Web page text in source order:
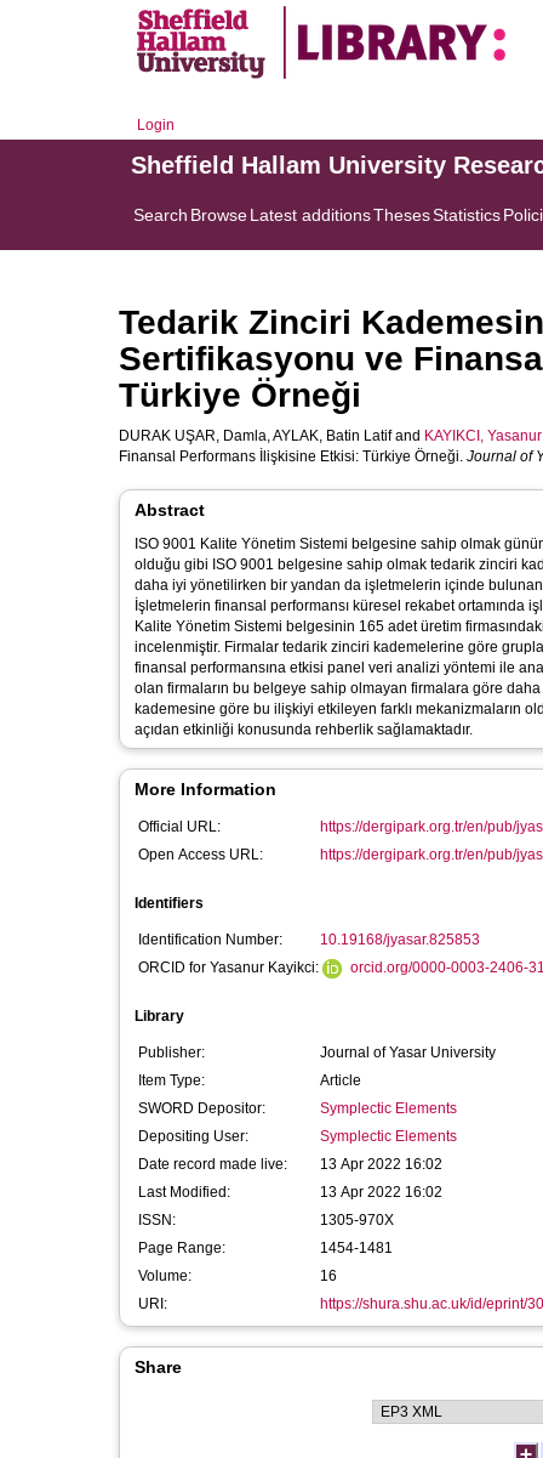
Login
Sheffield Hallam University
Search BrowseLatest additionsThesesStatistics
Tedarik Zinciri
Sertifikasyonu ve
Türkiye Örneği
DURAK UŞAR, Damla,AYLAK, Batin Latifand KAYIKCI, Yasanur
Finansal Performans İlişkisine Etkisi: Türkiye Örneği. Journal of
Abstract
ISO 9001 Kalite Yönetim Sistemi belgesine sahip olmak
olduğu gibi ISO 9001 belgesine sahip olmak tedarik zinciri
daha iyi yönetilirken bir yandan da işletmelerin içinde
İşletmelerin finansal performansı küresel rekabet ortamında
Kalite Yönetim Sistemi belgesinin 165 adet üretim
incelenmiştir. Firmalar tedarik zinciri kademelerine göre
finansal performansına etkisi panel veri analizi yöntemi ile
olan firmaların bu belgeye sahip olmayan firmalara göre
kademesine göre bu ilişkiyi etkileyen farklı mekanizmaların
açıdan etkinliği konusunda rehberlik sağlamaktadır.
More Information
Official URL:
https://dergipark.org.tr/en/pub/
Open Access URL:
https://dergipark.org.tr/en/pub/
Identifiers
Identification Number:
10.19168/jyasar.825853
ORCID for Yasanur Kayikci:
orcid.org/0000-0003-2406-
Library
Publisher:
Journal of Yasar University
Item Type:
Article
SWORD Depositor:
Symplectic Elements
Depositing User:
Symplectic Elements
Date record made live:
13 Apr 2022 16:02
Last Modified:
13 Apr 2022 16:02
ISSN:
1305-970X
Page Range:
1454-1481
Volume:
16
URI:
https://shura.shu.ac.uk/id/eprint/
Share